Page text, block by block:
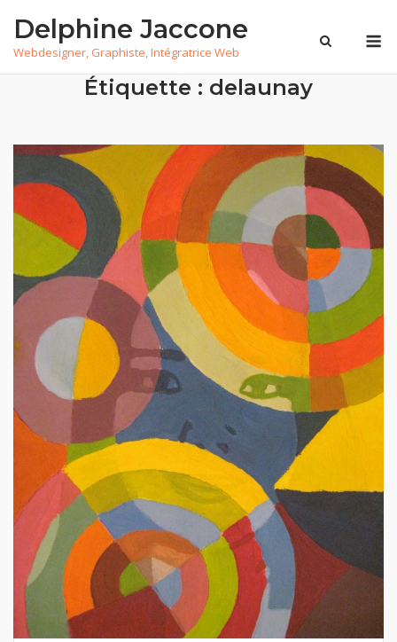
content
Delphine Jaccone
Webdesigner, Graphiste, Intégratrice Web
Étiquette : delaunay